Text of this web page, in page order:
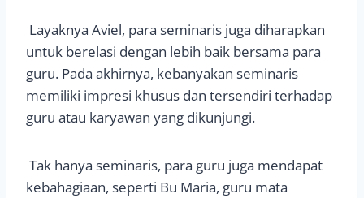
Layaknya Aviel, para seminaris juga diharapkan
untuk berelasi dengan lebih baik bersama para
guru. Pada akhirnya, kebanyakan seminaris
memiliki impresi khusus dan tersendiri terhadap
guru atau karyawan yang dikunjungi.
Tak hanya seminaris, para guru juga mendapat
kebahagiaan, seperti Bu Maria, guru mata